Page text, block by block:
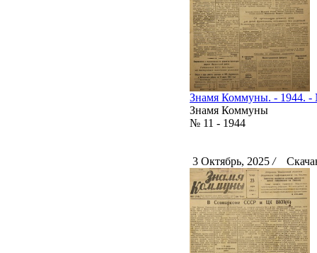
Знамя Коммуны. - 1944. -
Знамя Коммуны
№ 11 - 1944
3 Октябрь, 2025 /